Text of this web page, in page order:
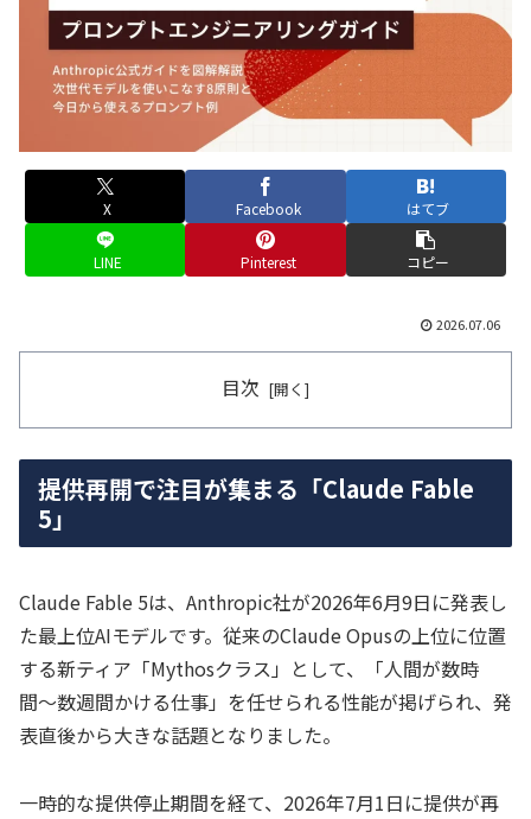
X Facebook はてブ
LINE Pinterest コピー
2026.07.06
目次
提供再開で注目が集まる「Claude Fable
5」
Claude Fable 5は、Anthropic社が2026年6月9日に発表し
た最上位AIモデルです。従来のClaude Opusの上位に位置
する新ティア「Mythosクラス」として、「人間が数時
間〜数週間かける仕事」を任せられる性能が掲げられ、発
表直後から大きな話題となりました。
一時的な提供停止期間を経て、2026年7月1日に提供が再